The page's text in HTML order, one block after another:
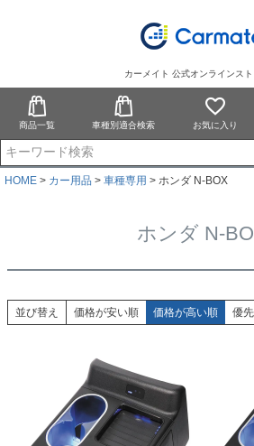
カーメイト 公式オンラインス
商品一覧 車種別適合検索 お気に入り
HOME カー用品 車種専用 ホンダ N-BOX
ホンダ N-
並び替え 価格が安い順 価格が高い順 優